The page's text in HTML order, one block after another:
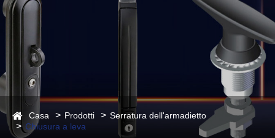
Casa Prodotti
Serratura dell'armadietto
Chiusura a leva